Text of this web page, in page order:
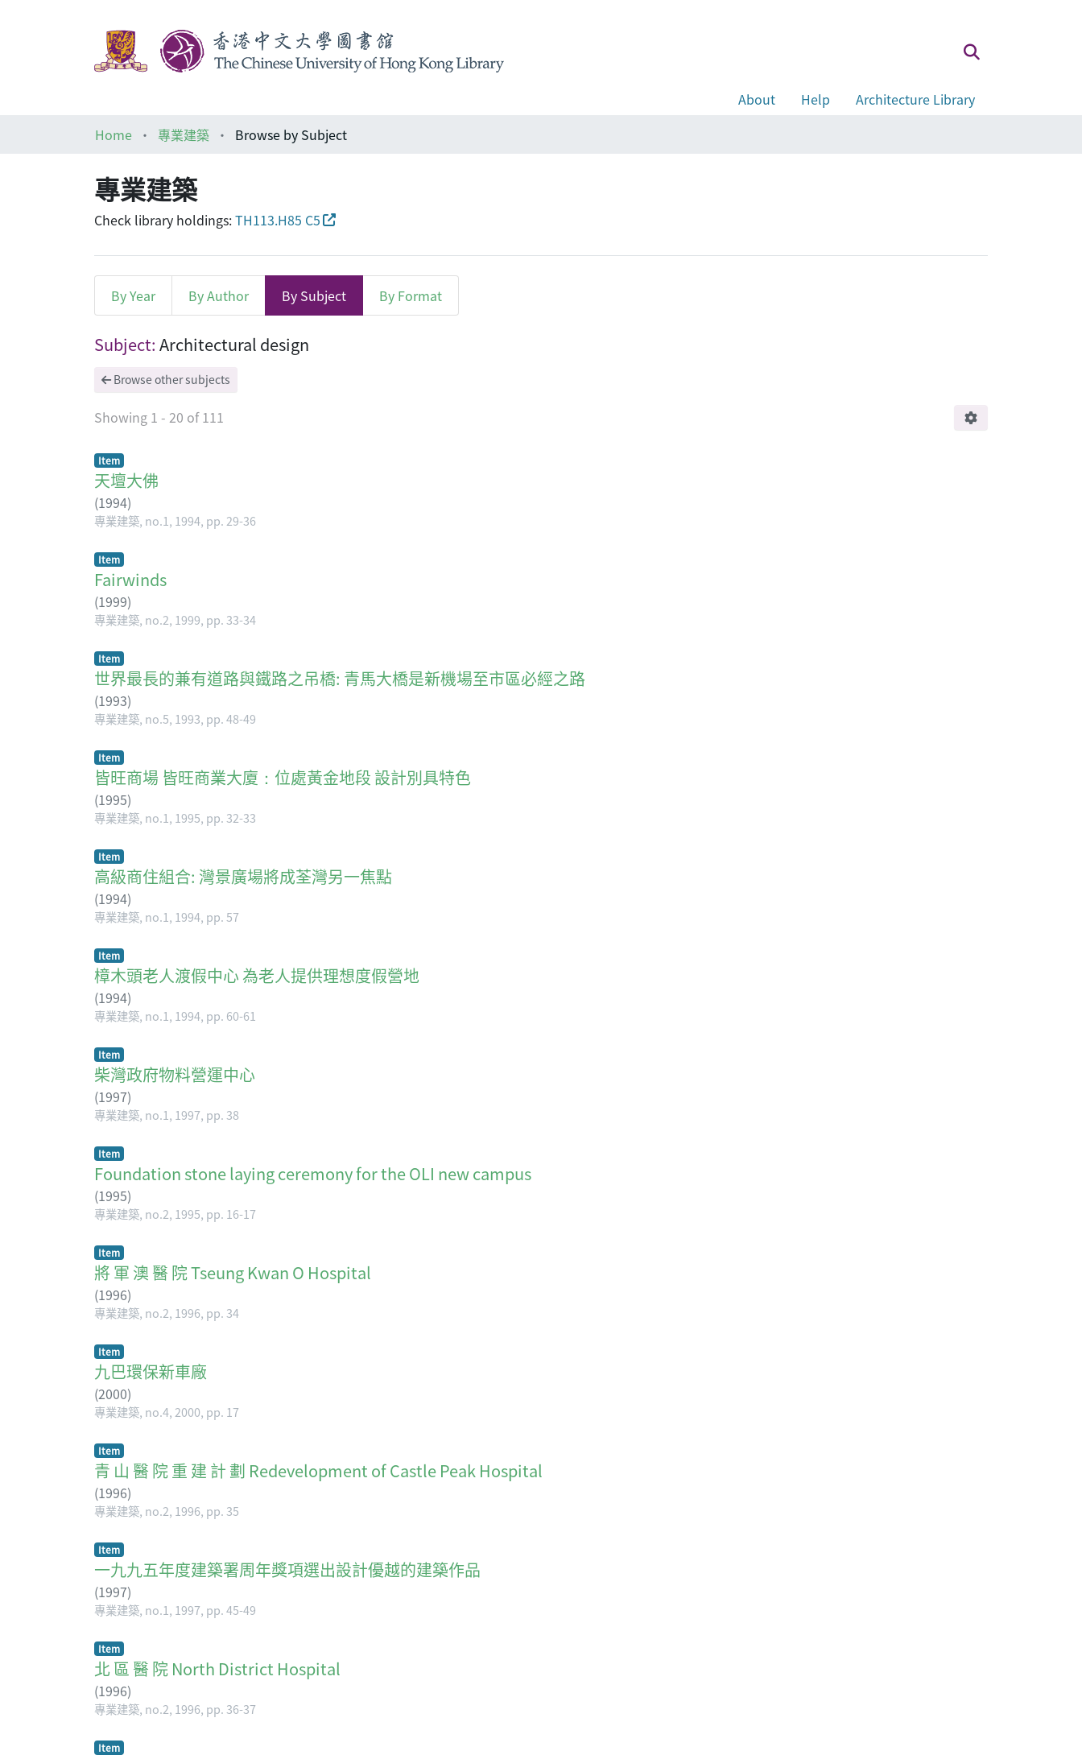
About Help
Architecture Library
Home
專業建築 Browse by Subject
專業建築
Check library holdings:TH113.H85 C5
By Year By Author By Subject By Format
Browsing 專業建築 by Subject "Architectural design"
Subject: Architectural design
Browse other subjects
Showing 1 - 20 of 111
Item
天壇大佛
(1994)
專業建築, no.1, 1994, pp. 29-36
Item
Fairwinds
(1999)
專業建築, no.2, 1999, pp. 33-34
Item
世界最長的兼有道路與鐵路之吊橋: 青馬大橋是新機場至市區必經之路
(1993)
專業建築, no.5, 1993, pp. 48-49
Item
皆旺商場 皆旺商業大廈：位處黃金地段 設計別具特色
(1995)
專業建築, no.1, 1995, pp. 32-33
Item
高級商住組合: 灣景廣場將成荃灣另一焦點
(1994)
專業建築, no.1, 1994, pp. 57
Item
樟木頭老人渡假中心 為老人提供理想度假營地
(1994)
專業建築, no.1, 1994, pp. 60-61
Item
柴灣政府物料營運中心
(1997)
專業建築, no.1, 1997, pp. 38
Item
Foundation stone laying ceremony for the OLI new campus
(1995)
專業建築, no.2, 1995, pp. 16-17
Item
將 軍 澳 醫 院 Tseung Kwan O Hospital
(1996)
專業建築, no.2, 1996, pp. 34
Item
九巴環保新車廠
(2000)
專業建築, no.4, 2000, pp. 17
Item
青 山 醫 院 重 建 計 劃 Redevelopment of Castle Peak Hospital
(1996)
專業建築, no.2, 1996, pp. 35
Item
一九九五年度建築署周年獎項選出設計優越的建築作品
(1997)
專業建築, no.1, 1997, pp. 45-49
Item
北 區 醫 院 North District Hospital
(1996)
專業建築, no.2, 1996, pp. 36-37
Item